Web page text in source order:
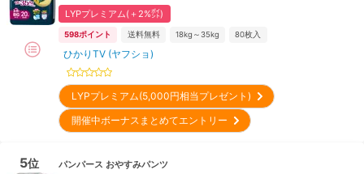
LYPプレミアム(＋2%㌽)
598ポイント 送料無料 18kg～35kg 80枚入
ひかりTV (ヤフショ)
LYPプレミアム(5,000円相当プレゼント)
開催中ボーナスまとめてエントリー
5位 パンパース おやすみパンツ